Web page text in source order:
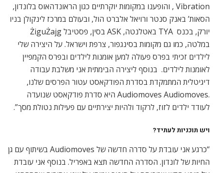
Vibration , והופענו במקומות יוקרתיים כגון הראונדהאוס בלונדון,
הסאות’ באנק סנטר ורויאל אלברט הול, ובעולם במרכז לינקולן בניו
יורק, בכנס TYA באטלנטה, ASK בסין, פסטיבל ŻiguŻajg
במלטה, כמו גם מקומות בסינגפור, צרפת וישראל. על היצירה שלי
לילדים זכיתי בפרס פעולה למען אומנות לילדים ובפרס הקמפיין
לאומנות לילדים. בנוסף ליצירה הבימתית אני משלבת עבודה
דיגיטלית המתמקדת בסדרת הפודקאסט עטור הפרסים שלנו,
.Audiomoves Audiomoves היא סדרת פודקאסט שנועדה
לעודד ילדים לזוז, לרקוד ולהיות יצירתיים עם פעילות נטולת מסך”.
ויש תוכניות לעתיד?
“כרגע אני עובדת על סדרה חדשה של Audiomoves בשיתוף עם גן
החיות של לונדון. הסדרה החדשה תצא באפריל. בנוסף אני עובדת